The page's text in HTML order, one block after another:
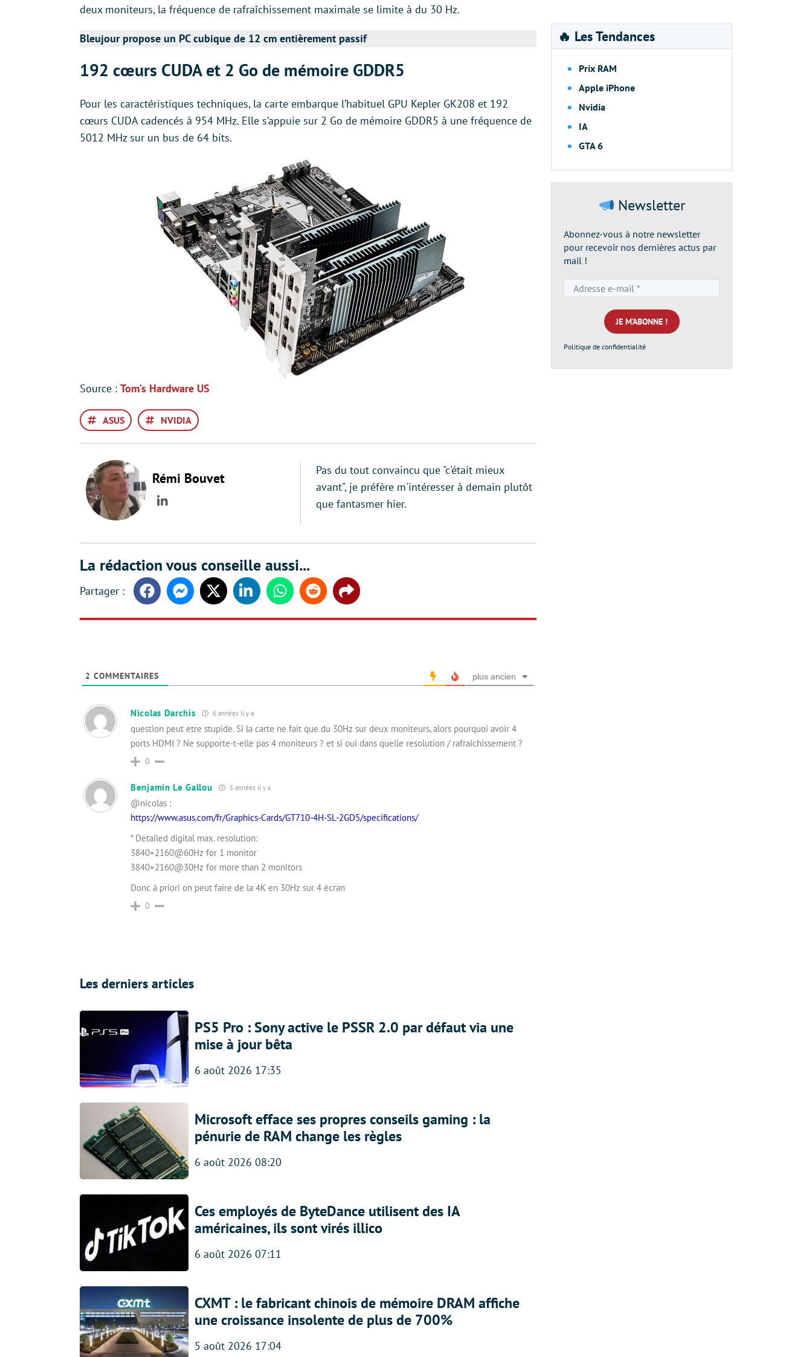
deux moniteurs, la fréquence de rafraîchissement maximale se limite à du 30 Hz.
Bleujour propose un PC cubique de 12 cm entièrement passif
192 cœurs CUDA et 2 Go de mémoire GDDR5
Pour les caractéristiques techniques, la carte embarque l’habituel GPU Kepler GK208 et 192
cœurs CUDA cadencés à 954 MHz. Elle s’appuie sur 2 Go de mémoire GDDR5 à une fréquence de
5012 MHz sur un bus de 64 bits.
Source : Tom’s Hardware US
ASUS NVIDIA
Rémi Bouvet
LinkedIn
Pas du tout convaincu que "c'était mieux
avant", je préfère m'intéresser à demain plutôt
que fantasmer hier.
La rédaction vous conseille aussi...
FacebookMessengerTwitter LinkedinWhatsappReddit Share
2 COMMENTAIRES plus ancien
Nicolas Darchis 6 années il y a
question peut etre stupide. Si la carte ne fait que du 30Hz sur deux moniteurs, alors pourquoi avoir 4
ports HDMI ? Ne supporte-t-elle pas 4 moniteurs ? et si oui dans quelle resolution / rafraichissement ?
0
Benjamin Le Gallou 5 années il y a
@nicolas :
https://www.asus.com/fr/Graphics-Cards/GT710-4H-SL-2GD5/specifications/
* Detailed digital max. resolution:
3840×2160@60Hz for 1 monitor
3840×2160@30Hz for more than 2 monitors
Donc à priori on peut faire de la 4K en 30Hz sur 4 écran
0
Les derniers articles
PS5 Pro : Sony active le PSSR 2.0 par défaut via une
mise à jour bêta
6 août 2026 17:35
Microsoft efface ses propres conseils gaming : la
pénurie de RAM change les règles
6 août 2026 08:20
Ces employés de ByteDance utilisent des IA
américaines, ils sont virés illico
6 août 2026 07:11
CXMT : le fabricant chinois de mémoire DRAM affiche
une croissance insolente de plus de 700%
5 août 2026 17:04
🔥 Les Tendances
Prix RAM
Apple iPhone
Nvidia
IA
GTA 6
Newsletter
Abonnez-vous à notre newsletter
pour recevoir nos dernières actus par
mail !
e-
mail
*
Politique de confidentialité